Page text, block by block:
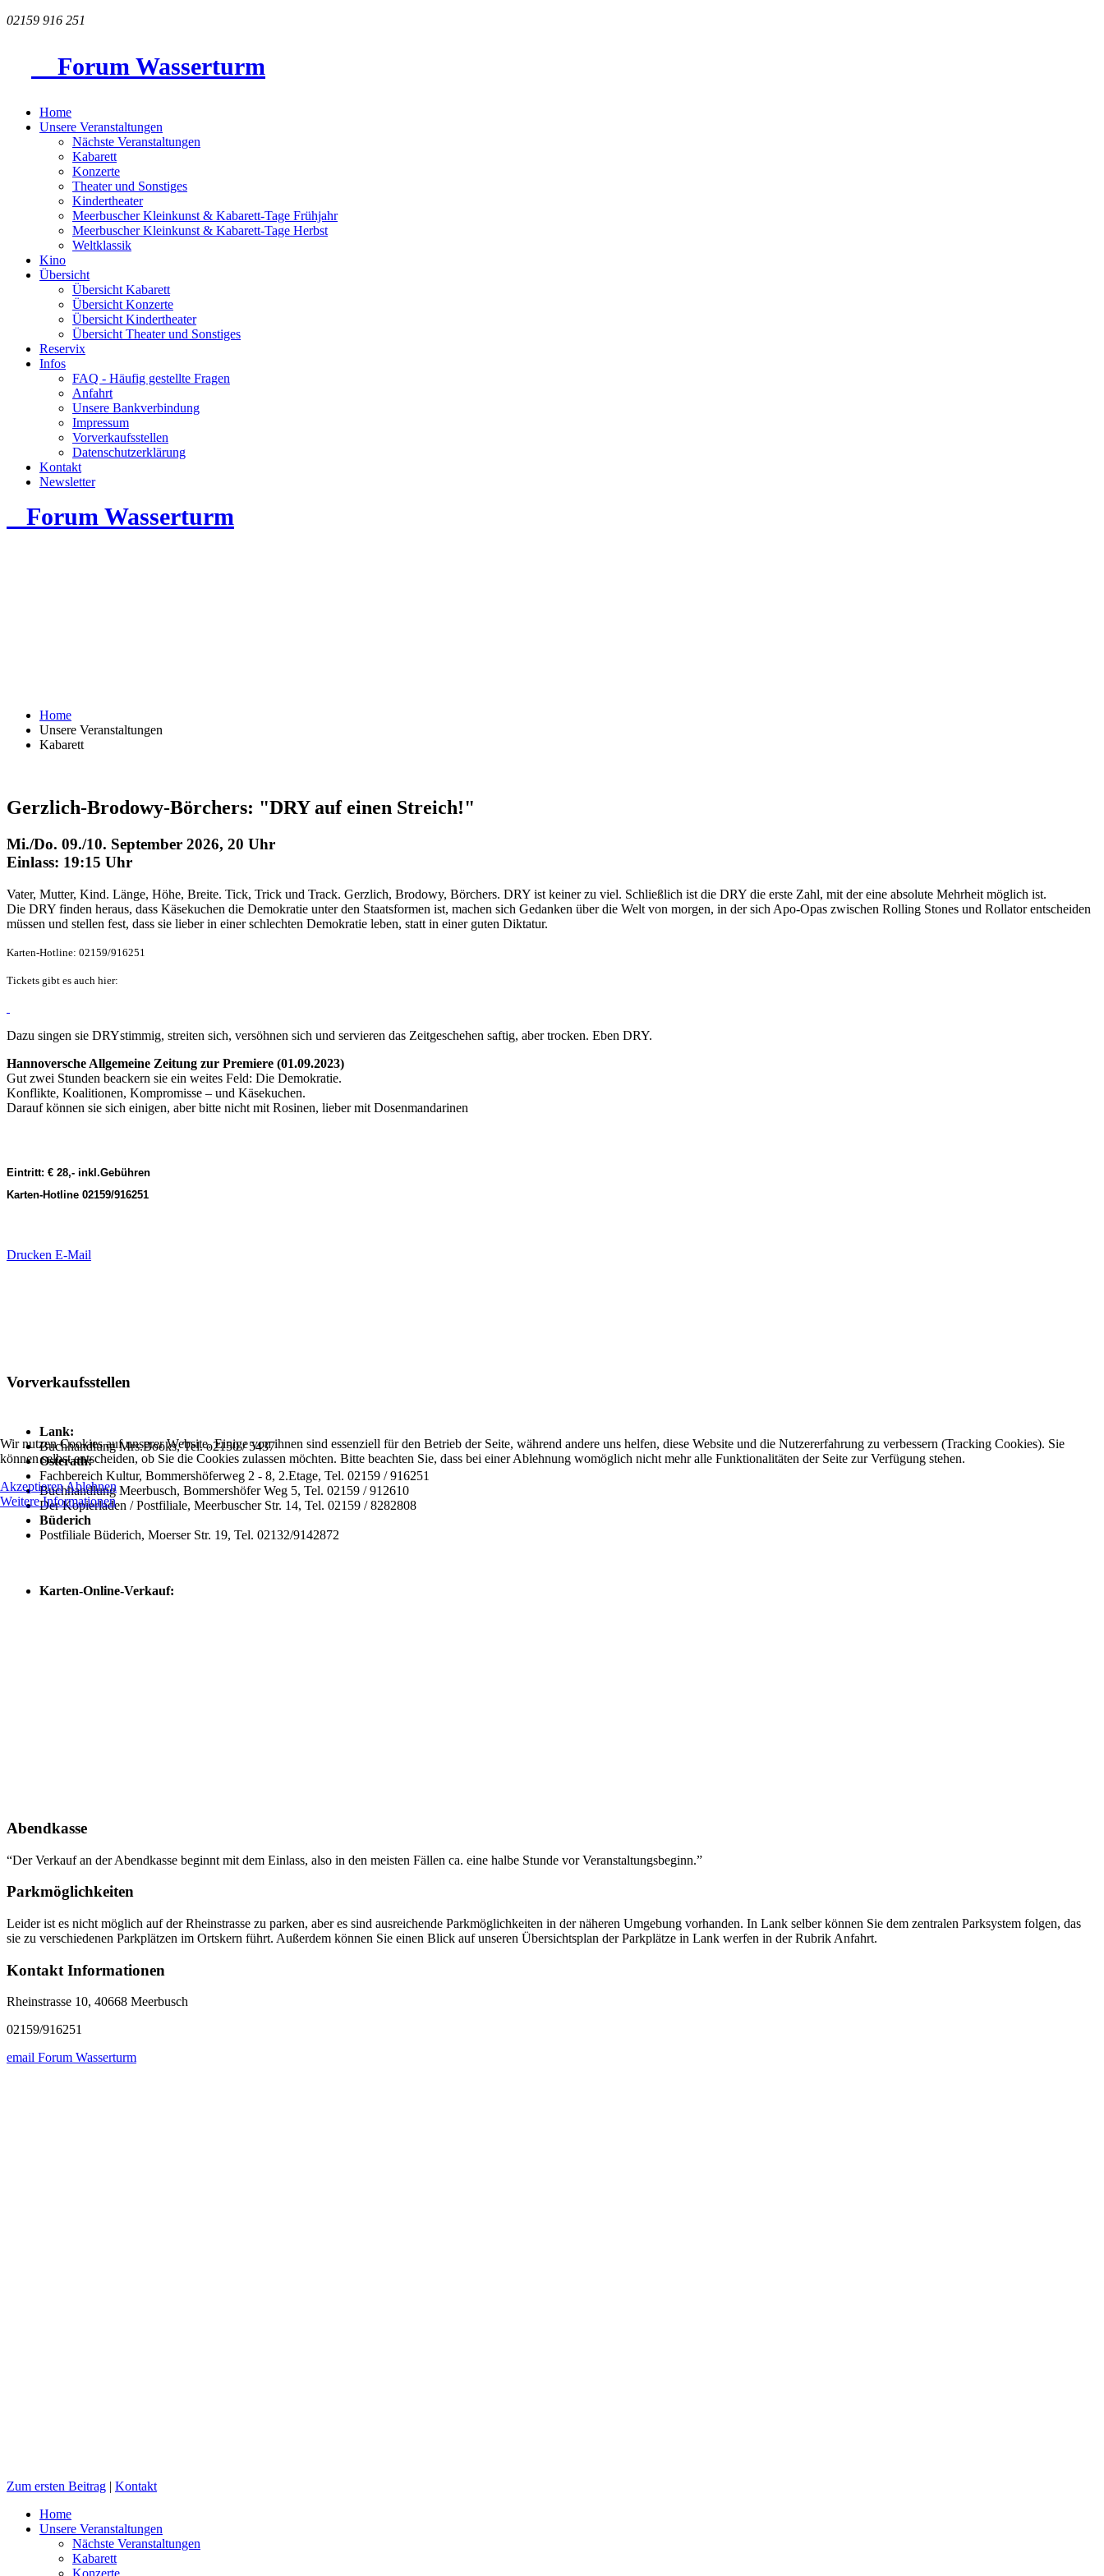
02159 916 251
Forum Wasserturm
Home
Unsere Veranstaltungen
Nächste Veranstaltungen
Kabarett
Konzerte
Theater und Sonstiges
Kindertheater
Meerbuscher Kleinkunst & Kabarett-Tage Frühjahr
Meerbuscher Kleinkunst & Kabarett-Tage Herbst
Weltklassik
Kino
Übersicht
Übersicht Kabarett
Übersicht Konzerte
Übersicht Kindertheater
Übersicht Theater und Sonstiges
Reservix
Infos
FAQ - Häufig gestellte Fragen
Anfahrt
Unsere Bankverbindung
Impressum
Vorverkaufsstellen
Datenschutzerklärung
Kontakt
Newsletter
Forum Wasserturm
Home
Unsere Veranstaltungen
Kabarett
Gerzlich-Brodowy-Börchers: "DRY auf einen Streich!"
Mi./Do. 09./10. September 2026, 20 Uhr
Einlass: 19:15 Uhr
Vater, Mutter, Kind. Länge, Höhe, Breite. Tick, Trick und Track. Gerzlich, Brodowy, Börchers. DRY ist keiner zu viel. Schließlich ist die DRY die erste Zahl, mit der eine absolute Mehrheit möglich ist.
Die DRY finden heraus, dass Käsekuchen die Demokratie unter den Staatsformen ist, machen sich Gedanken über die Welt von morgen, in der sich Apo-Opas zwischen Rolling Stones und Rollator entscheiden
müssen und stellen fest, dass sie lieber in einer schlechten Demokratie leben, statt in einer guten Diktatur.
Karten-Hotline: 02159/916251
Tickets gibt es auch hier:
Dazu singen sie DRYstimmig, streiten sich, versöhnen sich und servieren das Zeitgeschehen saftig, aber trocken. Eben DRY.
Hannoversche Allgemeine Zeitung zur Premiere (01.09.2023)
Gut zwei Stunden beackern sie ein weites Feld: Die Demokratie.
Konflikte, Koalitionen, Kompromisse – und Käsekuchen.
Darauf können sie sich einigen, aber bitte nicht mit Rosinen, lieber mit Dosenmandarinen
Eintritt: € 28,- inkl.Gebühren
Karten-Hotline 02159/916251
Drucken E-Mail
Vorverkaufsstellen
Lank:
Buchhandlung Mrs.Books, Tel. o2150 / 5437
Osterath:
Fachbereich Kultur, Bommershöferweg 2 - 8, 2.Etage, Tel. 02159 / 916251
Buchhandlung Meerbusch, Bommershöfer Weg 5, Tel. 02159 / 912610
Der Kopierladen / Postfiliale, Meerbuscher Str. 14, Tel. 02159 / 8282808
Büderich
Postfiliale Büderich, Moerser Str. 19, Tel. 02132/9142872
Karten-Online-Verkauf:
Abendkasse
“Der Verkauf an der Abendkasse beginnt mit dem Einlass, also in den meisten Fällen ca. eine halbe Stunde vor Veranstaltungsbeginn.”
Parkmöglichkeiten
Leider ist es nicht möglich auf der Rheinstrasse zu parken, aber es sind ausreichende Parkmöglichkeiten in der näheren Umgebung vorhanden. In Lank selber können Sie dem zentralen Parksystem folgen, das
sie zu verschiedenen Parkplätzen im Ortskern führt. Außerdem können Sie einen Blick auf unseren Übersichtsplan der Parkplätze in Lank werfen in der Rubrik Anfahrt.
Kontakt Informationen
Rheinstrasse 10, 40668 Meerbusch
02159/916251
email Forum Wasserturm
Zum ersten Beitrag | Kontakt
Home
Unsere Veranstaltungen
Nächste Veranstaltungen
Kabarett
Wir nutzen Cookies auf unserer Website. Einige von ihnen sind essenziell für den Betrieb der Seite, während andere uns helfen, diese Website und die Nutzererfahrung zu verbessern (Tracking Cookies). Sie
können selbst entscheiden, ob Sie die Cookies zulassen möchten. Bitte beachten Sie, dass bei einer Ablehnung womöglich nicht mehr alle Funktionalitäten der Seite zur Verfügung stehen.
AkzeptierenAblehnen
Weitere Informationen